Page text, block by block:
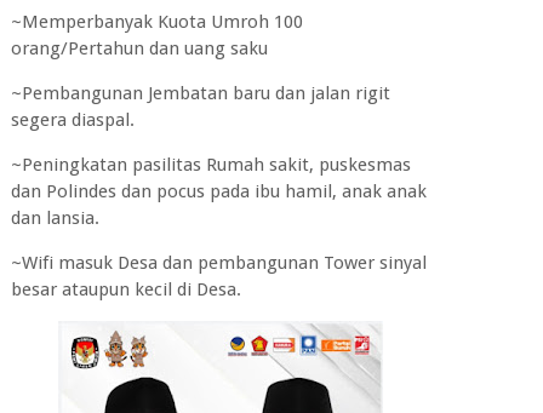
~Memperbanyak Kuota Umroh 100
orang/Pertahun dan uang saku
~Pembangunan Jembatan baru dan jalan rigit
segera diaspal.
~Peningkatan pasilitas Rumah sakit, puskesmas
dan Polindes dan pocus pada ibu hamil, anak anak
dan lansia.
~Wifi masuk Desa dan pembangunan Tower sinyal
besar ataupun kecil di Desa.